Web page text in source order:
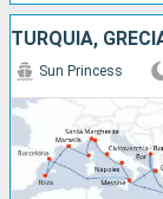
Sun Princess